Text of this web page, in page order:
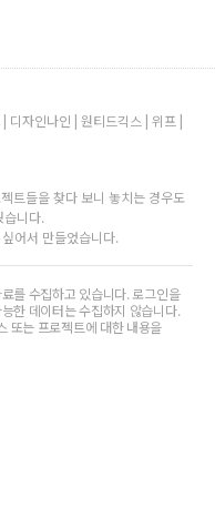
디자인나인 | 원티드긱스 | 위프 |
트들을 찾다 보니 놓치는 경우도
니다.
어서 만들었습니다.
를 수집하고 있습니다. 로그인을
한 데이터는 수집하지 않습니다.
또는 프로젝트에 대한 내용을